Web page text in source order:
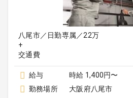
八尾市／日勤専属／22万
+
交通費
給与
時給 1,400円〜
勤務場所
大阪府八尾市